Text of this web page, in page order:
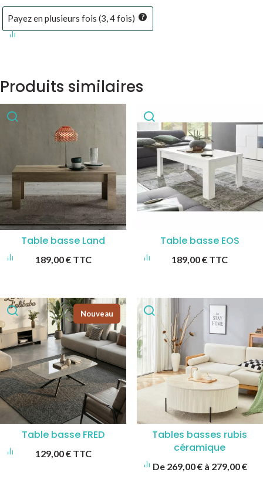
60
en
plateau
Payez en plusieurs fois (3, 4 fois)
Produits similaires
Table basse Land
189,00€ TTC
Table basse EOS
189,00€ TTC
Nouveau
Table basse FRED
129,00€ TTC
Tables basses rubis
céramique
De 269,00€à 279,00€